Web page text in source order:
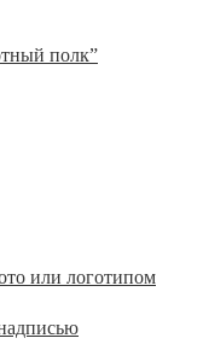
полк”
или логотипом